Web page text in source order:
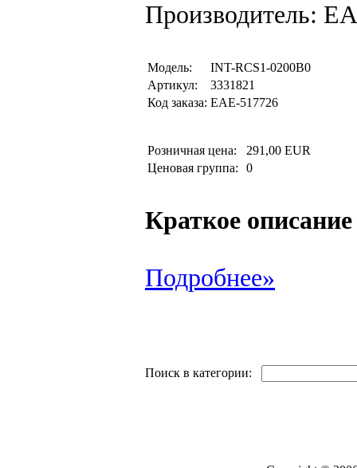
Производитель:
Модель:
INT-RCS1-0200B0
Артикул:
3331821
Код заказа: EAE-517726
Розничная цена:
291,00 EUR
Ценовая группа:
0
Краткое описание
Подробнее»
Поиск в категории: